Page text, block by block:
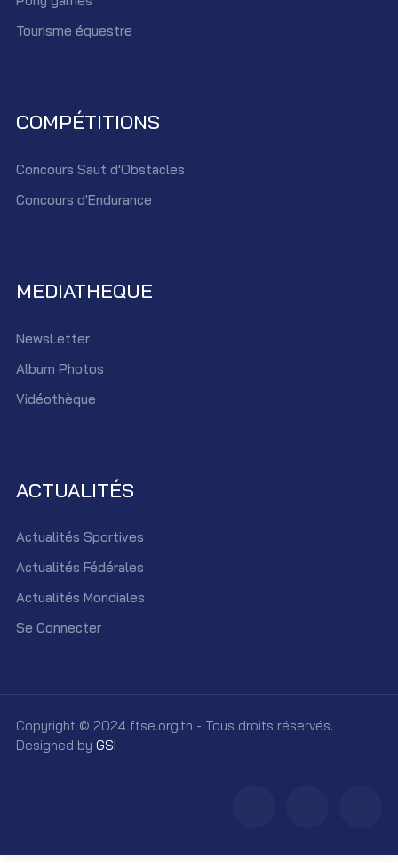
Tourisme équestre
COMPÉTITIONS
Concours Saut d'Obstacles
Concours d'Endurance
MEDIATHEQUE
NewsLetter
Album Photos
Vidéothèque
ACTUALITÉS
Actualités Sportives
Actualités Fédérales
Actualités Mondiales
Se Connecter
Copyright © 2024 ftse.org.tn - Tous droits réservés.
Designed by GSI